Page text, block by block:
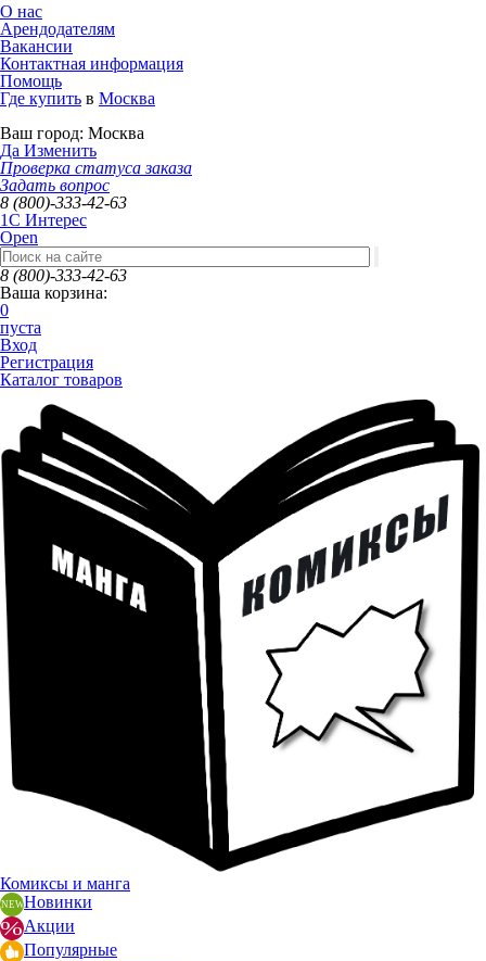
О нас
Арендодателям
Вакансии
Контактная информация
Помощь
Где купить в Москва
Ваш город: Москва
Да Изменить
Проверка статуса заказа
Задать вопрос
8 (800)-333-42-63
1C Интерес
Open
8 (800)-333-42-63
Ваша корзина:
0
пуста
Вход
Регистрация
Каталог товаров
Комиксы и манга
Новинки
Акции
Популярные